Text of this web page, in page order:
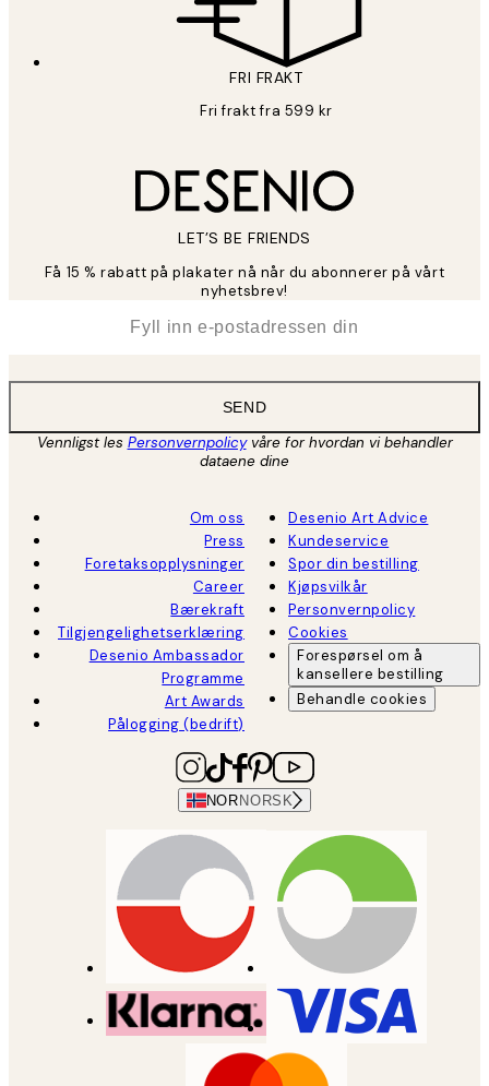
FRI FRAKT
Fri frakt fra 599 kr
LET’S BE FRIENDS
Få 15 % rabatt på plakater nå når du abonnerer på vårt
nyhetsbrev!
SEND
Vennligst les Personvernpolicyvåre for hvordan vi behandler
dataene dine
Om oss
Press
Foretaksopplysninger
Career
Bærekraft
Tilgjengelighetserklæring
Desenio Ambassador
Programme
Art Awards
Pålogging (bedrift)
Desenio Art Advice
Kundeservice
Spor din bestilling
Kjøpsvilkår
Personvernpolicy
Cookies
Forespørsel om å
kansellere bestilling
Behandle cookies
NOR NORSK